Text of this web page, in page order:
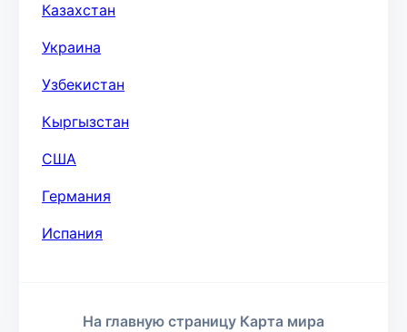
Казахстан
Украина
Узбекистан
Кыргызстан
США
Германия
Испания
На главную страницу Карта мира